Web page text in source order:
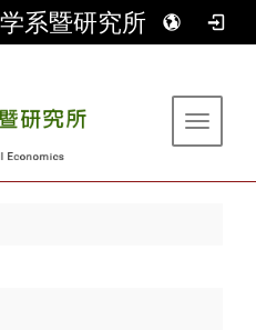
系暨研究所
Toggle